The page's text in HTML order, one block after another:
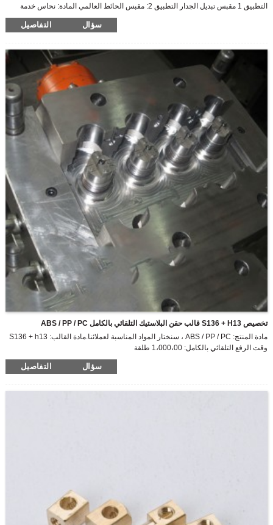
التطبيق 1 مقبس تبديل الجدار التطبيق 2: مقبس الحائط العالمي المادة: نحاس خدمة
العينة: يتم توفيرها طرق الشحن: الشحن السريع أو عن طريق الجو أو البحر
سؤال التفاصيل
تخصيص S136 + H13 قالب حقن البلاستيك التلقائي بالكامل ABS / PP / PC
مادة المنتج: ABS / PP / PC ، سنختار المواد المناسبة لعملائنا.مادة القالب: S136 + h13
وقت الرفع التلقائي بالكامل: 1،000،00 طلقة
سؤال التفاصيل